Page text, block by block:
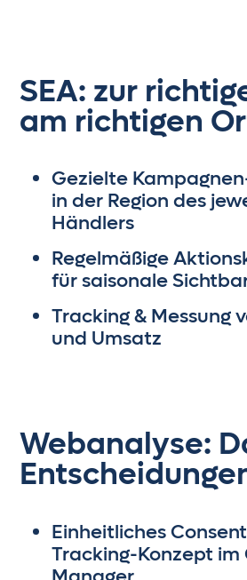
SEA: zur
am richtigen
Gezielte
in der Region des
Händlers
Regelmäßige
für saisonale
Tracking & Messung
und Umsatz
Webanalyse:
Einheitliches
Tracking-Konzept im